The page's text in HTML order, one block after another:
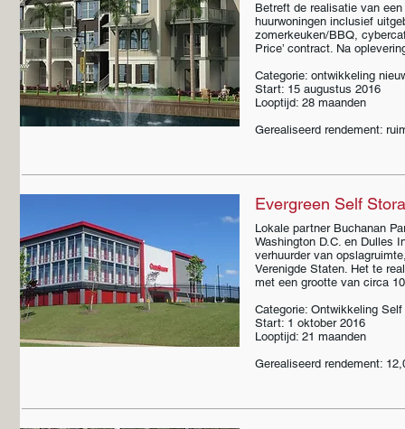
Betreft de realisatie van
huurwoningen inclusief
zomerkeuken/BBQ,
Price’ contract. Na
Categorie: ontwikkeling
Start: 15 augustus 2016
Looptijd: 28 maanden
Gerealiseerd rendement:
Evergreen Self
Lokale partner Buchanan
Washington D.C. en Dulles
verhuurder van
Verenigde Staten. Het te
met een grootte van circa
Categorie: Ontwikkeling
Start: 1 oktober 2016
Looptijd: 21 maanden
Gerealiseerd rendement: